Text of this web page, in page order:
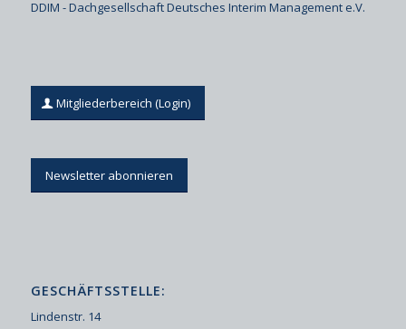
DDIM - Dachgesellschaft Deutsches Interim Management e.V.
Mitgliederbereich (Login)
Newsletter abonnieren
GESCHÄFTSSTELLE:
Lindenstr. 14